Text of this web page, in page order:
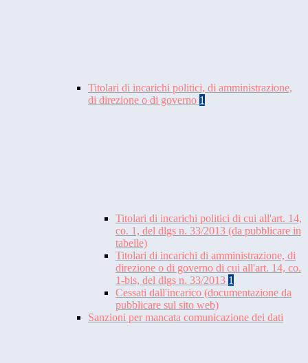
Titolari di incarichi politici, di amministrazione,
di direzione o di governo 1
Titolari di incarichi politici di cui all'art. 14,
co. 1, del dlgs n. 33/2013 (da pubblicare in
tabelle)
Titolari di incarichi di amministrazione, di
direzione o di governo di cui all'art. 14, co.
1-bis, del dlgs n. 33/2013 1
Cessati dall'incarico (documentazione da
pubblicare sul sito web)
Sanzioni per mancata comunicazione dei dati